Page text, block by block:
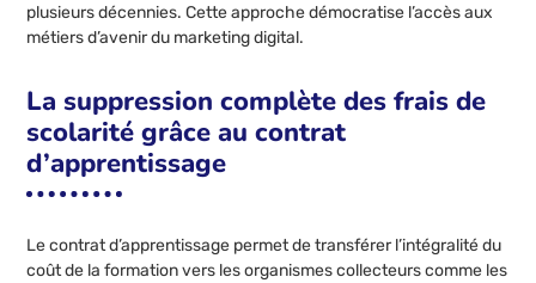
plusieurs décennies. Cette approche démocratise l’accès aux
métiers d’avenir du marketing digital.
La suppression complète des frais de
scolarité grâce au contrat
d’apprentissage
Le contrat d’apprentissage permet de transférer l’intégralité du
coût de la formation vers les organismes collecteurs comme les